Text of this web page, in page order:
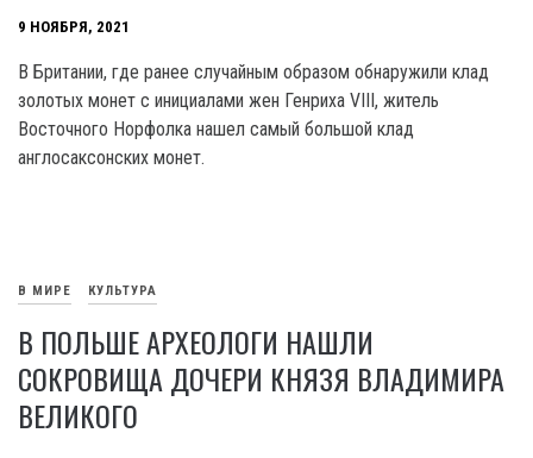
9 НОЯБРЯ, 2021
В Британии, где ранее случайным образом обнаружили клад
золотых монет с инициалами жен Генриха VIII, житель
Восточного Норфолка нашел самый большой клад
англосаксонских монет.
В МИРЕ КУЛЬТУРА
В ПОЛЬШЕ АРХЕОЛОГИ НАШЛИ
СОКРОВИЩА ДОЧЕРИ КНЯЗЯ ВЛАДИМИРА
ВЕЛИКОГО